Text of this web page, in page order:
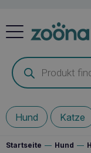
Products
search
Hund Katze
Startseite — Hund —